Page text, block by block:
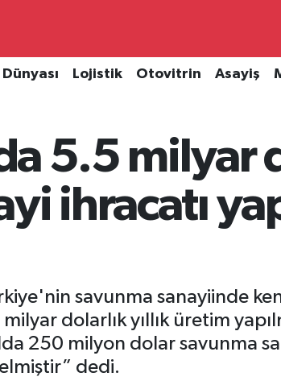
Dünyası Lojistik Otovitrin Asayiş
5.5 milyar
ihracatı
savunma sanayiinde
dolarlık yıllık üretim
250 milyon dolar savunma
dedi.